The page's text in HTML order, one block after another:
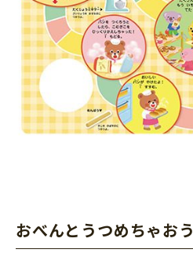
おべんとうつめちゃおう